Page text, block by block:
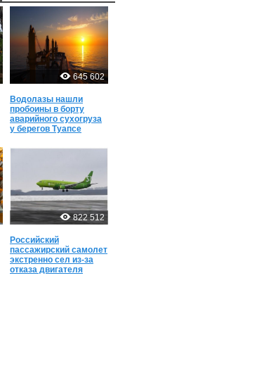
645 602
Водолазы нашли
пробоины в борту
аварийного сухогруза
у берегов Туапсе
822 512
Российский
пассажирский самолет
экстренно сел из-за
отказа двигателя